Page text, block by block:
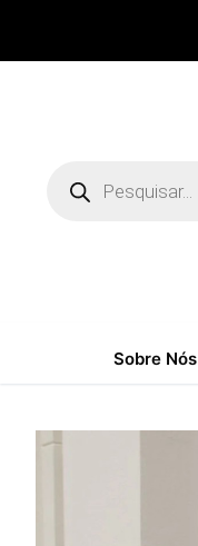
produtos
Sobre Nós